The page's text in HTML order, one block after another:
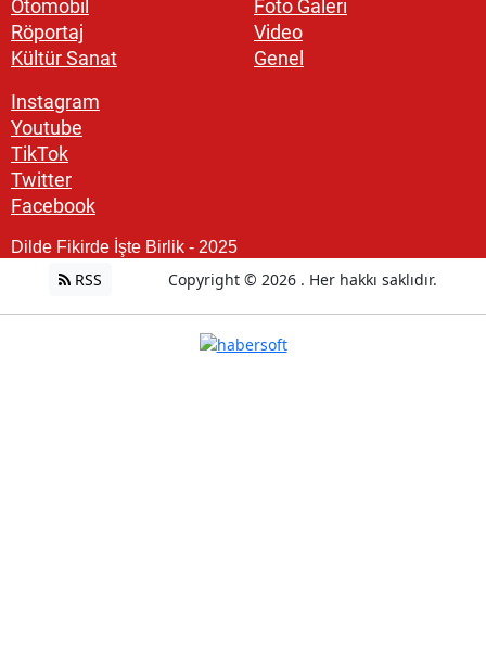
Otomobil
Röportaj
Kültür Sanat
Foto Galeri
Video
Genel
Instagram
Youtube
TikTok
Twitter
Facebook
Dilde Fikirde İşte Birlik - 2025
RSS Copyright © 2026 . Her hakkı saklıdır.